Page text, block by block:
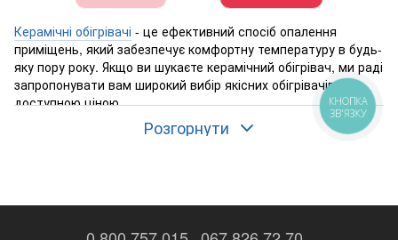
Керамічні обігрівачі - це ефективний спосіб опалення
приміщень, який забезпечує комфортну температуру в будь-
яку пору року. Якщо ви шукаєте керамічний обігрівач, ми раді
запропонувати вам широкий вибір якісних обігрівачів за
доступною ціною.
високоякісних матеріалів і мають довгий термін
Розгорнути
КНОПКА
ЗВ'ЯЗКУ